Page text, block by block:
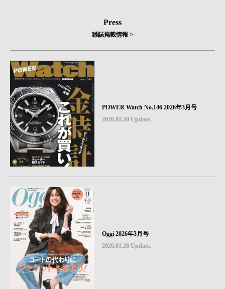
Press
雑誌掲載情報 >
POWER Watch No.146 2026年3月号
2026.01.30 Update.
Oggi 2026年3月号
2026.01.28 Update.